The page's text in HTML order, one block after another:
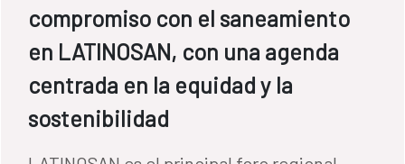
compromiso con el saneamiento
en LATINOSAN, con una agenda
centrada en la equidad y la
sostenibilidad